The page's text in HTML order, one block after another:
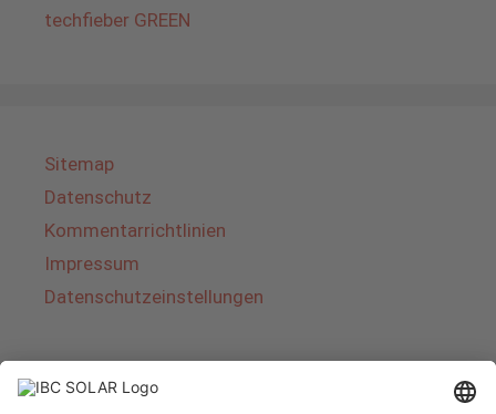
techfieber GREEN
Sitemap
Datenschutz
Kommentarrichtlinien
Impressum
Datenschutzeinstellungen
Über IBC SOLAR